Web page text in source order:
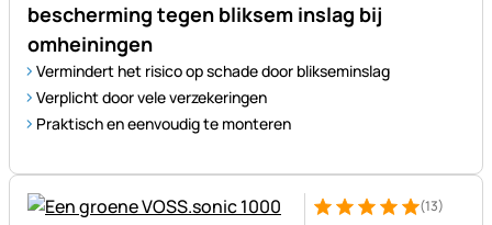
bescherming tegen bliksem inslag bij
omheiningen
Vermindert het risico op schade door blikseminslag
Verplicht door vele verzekeringen
Praktisch en eenvoudig te monteren
Beoordeling: 5 van 5 (13
13 Bewertungen (13)